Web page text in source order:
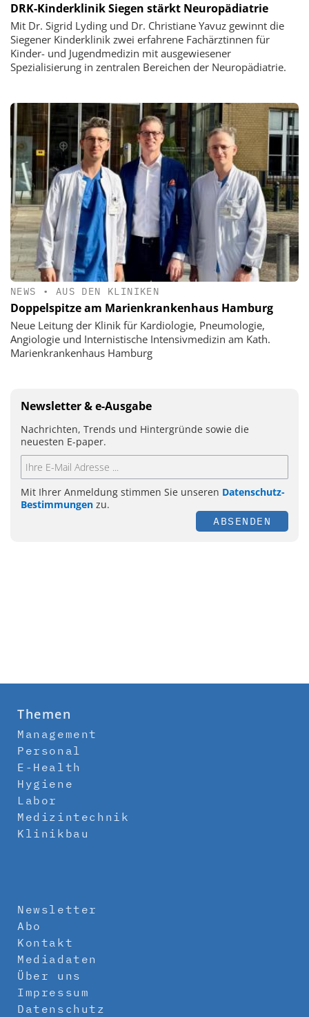
DRK-Kinderklinik Siegen stärkt Neuropädiatrie
Mit Dr. Sigrid Lyding und Dr. Christiane Yavuz gewinnt die
Siegener Kinderklinik zwei erfahrene Fachärztinnen für
Kinder- und Jugendmedizin mit ausgewiesener
Spezialisierung in zentralen Bereichen der Neuropädiatrie.
NEWS • AUS DEN KLINIKEN
Doppelspitze am Marienkrankenhaus Hamburg
Neue Leitung der Klinik für Kardiologie, Pneumologie,
Angiologie und Internistische Intensivmedizin am Kath.
Marienkrankenhaus Hamburg
Newsletter & e-Ausgabe
Nachrichten, Trends und Hintergründe sowie die
neuesten E-paper.
Mit Ihrer Anmeldung stimmen Sie unseren Datenschutz-
Bestimmungen zu.
ABSENDEN
Themen
Management
Personal
E-Health
Hygiene
Labor
Medizintechnik
Klinikbau
Newsletter
Abo
Kontakt
Mediadaten
Über uns
Impressum
Datenschutz